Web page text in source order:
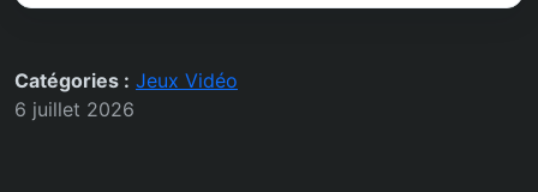
Catégories : Jeux Vidéo
6 juillet 2026